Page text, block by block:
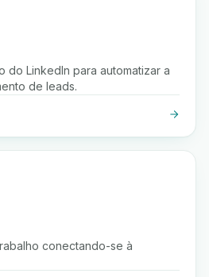
do LinkedIn para automatizar a
de leads.
conectando-se à